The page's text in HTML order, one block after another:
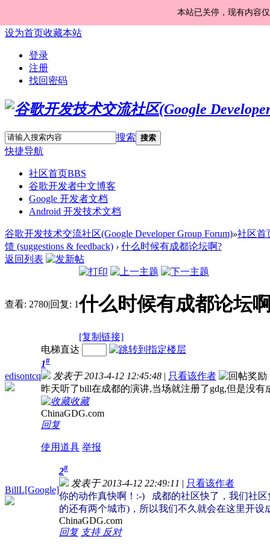
本站已关停，现有内容
设为首页收藏本站
登录
注册
找回密码
搜索 搜索
快捷导航
社区首页BBS
谷歌开发者中文博客
Google 开发者文档
Android 开发技术文档
谷歌开发技术交流社区(Google Developer Group Forum)»社区首
馈 (suggestions & feedback) › 什么时候有成都论坛啊?
返回列表
查看: 2780|回复: 1什么时候有成都论坛
[复制链接]
edisontcq
电梯直达
1#
发表于 2013-4-12 12:45:48 | 只看该作者
昨天听了bill在成都的演讲,当场就注册了gdg,但是没有
收藏
ChinaGDG.com
回复
使用道具 举报
BillL[Google]
2#
发表于 2013-4-12 22:49:11 | 只看该作者
你的动作真快啊！:-) 成都的社区快了，我们社
的还有两个城市)，所以我们不久就会在这里开
ChinaGDG.com
回复 支持 反对